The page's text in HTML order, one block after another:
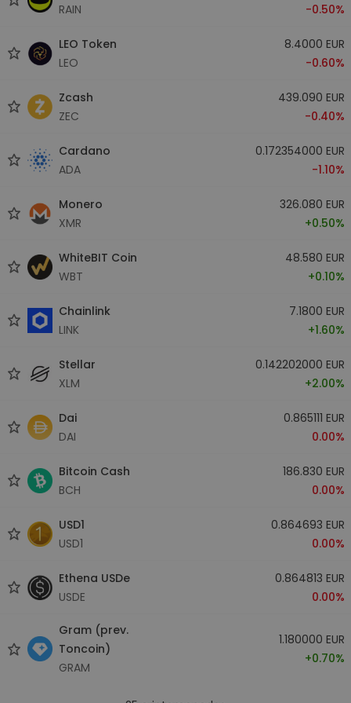
RAIN
-0.50%
LEO Token
LEO
8.4000 EUR
-0.60%
Zcash
ZEC
439.090 EUR
-0.40%
Cardano
ADA
0.172354000 EUR
-1.10%
Monero
XMR
326.080 EUR
+0.50%
WhiteBIT Coin
WBT
48.580 EUR
+0.10%
Chainlink
LINK
7.1800 EUR
+1.60%
Stellar
XLM
0.142202000 EUR
+2.00%
Dai
DAI
0.865111 EUR
0.00%
Bitcoin Cash
BCH
186.830 EUR
0.00%
USD1
USD1
0.864693 EUR
0.00%
Ethena USDe
USDE
0.864813 EUR
0.00%
Gram (prev.
Toncoin)
GRAM
1.180000 EUR
+0.70%